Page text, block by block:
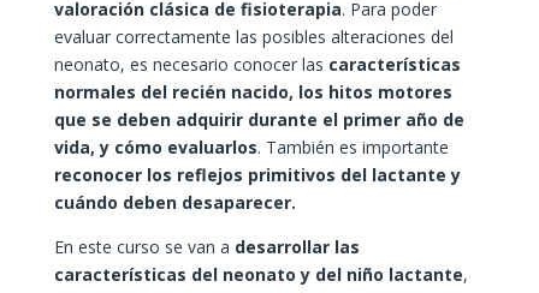
valoración clásica de fisioterapia. Para poder
evaluar correctamente las posibles alteraciones del
neonato, es necesario conocer las características
normales del recién nacido, los hitos motores
que se deben adquirir durante el primer año de
vida, y cómo evaluarlos. También es importante
reconocer los reflejos primitivos del lactante y
cuándo deben desaparecer.
En este curso se van a desarrollar las
características del neonato y del niño lactante,